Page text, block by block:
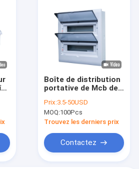
Boîte de distribution
portative de Mcb de
de puissance de
ménage de 32
manières
Prix:3.5-50USD
MOQ:100Pcs
Trouvez les derniers prix
Contactez